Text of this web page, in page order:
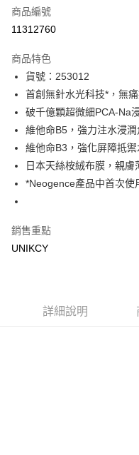
信用卡一次付款
LINE Pay
Apple Pay
街口支付
悠遊付
Google Pay
7-11取貨付款［需3-5個工作
商品編號
11312760
商品特色
貨號：253012
首創無針水光科技*，無痛
破千億顆超微細PCA-Na
維他命B5，強力注水浸
維他命B3，強化屏障抵
日本天絲桉絨布膜，親
*Neogence產品中首次使
銷售重點
UNIKCY
詳細說明